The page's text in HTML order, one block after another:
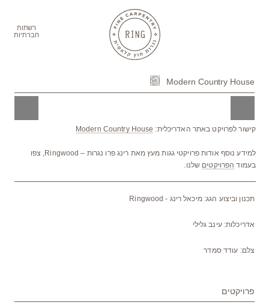
רשתות
חברתיות
Modern Country House
קישור לפרויקט באתר האדריכלית: Modern Country House
למידע נוסף אודות פרויקטי גגות מעץ מאת רינג פרו נגרות – Ringwood, צפו
בעמוד הפרויקטים שלנו.
תכנון וביצוע הגג: מיכאל רינג - Ringwood
אדריכלות: עינב גלילי
צלם: עודד סמדר
פרויקטים